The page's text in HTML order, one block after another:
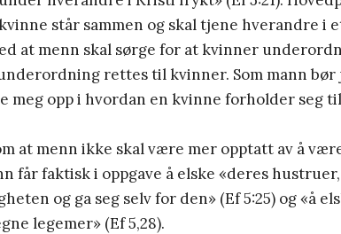
står sammen og skal tjene hverandre i
at menn skal sørge for at kvinner
rettes til kvinner. Som mann bør
meg opp i hvordan en kvinne forholder seg
at menn ikke skal være mer opptatt av å
får faktisk i oppgave å elske «deres
og ga seg selv for den» (Ef 5:25) og «å
legemer» (Ef 5,28).